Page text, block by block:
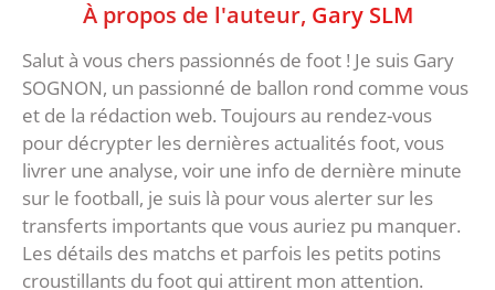
À propos de l'auteur, Gary SLM
Salut à vous chers passionnés de foot ! Je suis Gary
SOGNON, un passionné de ballon rond comme vous
et de la rédaction web. Toujours au rendez-vous
pour décrypter les dernières actualités foot, vous
livrer une analyse, voir une info de dernière minute
sur le football, je suis là pour vous alerter sur les
transferts importants que vous auriez pu manquer.
Les détails des matchs et parfois les petits potins
croustillants du foot qui attirent mon attention.